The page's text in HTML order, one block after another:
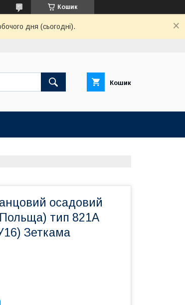
Кошик
дня (сьогодні).
Кошик
осадовий
тип 821А
Зеткама